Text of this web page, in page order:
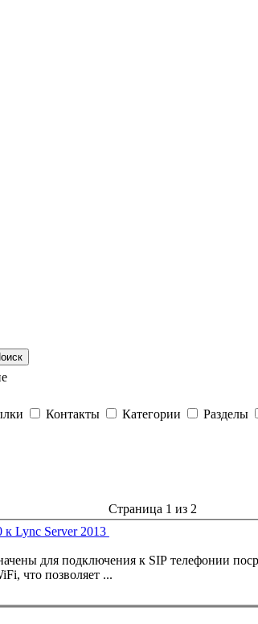
Контакты Категории Разделы
Страница 1 из 2
Lync Server 2013
для подключения к SIP телефонии
что позволяет ...